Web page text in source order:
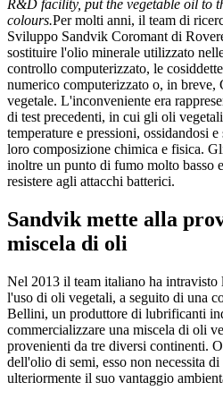
R&D facility, put the vegetable oil to
colours.Per molti anni, il team di
Sviluppo Sandvik Coromant di
sostituire l'olio minerale utilizzato
controllo computerizzato, le
numerico computerizzato o, in breve,
vegetale. L'inconveniente era
di test precedenti, in cui gli oli
temperature e pressioni, ossidandosi
loro composizione chimica e fisica.
inoltre un punto di fumo molto basso
resistere agli attacchi batterici.
Sandvik mette alla
miscela di oli
Nel 2013 il team italiano ha intravisto
l'uso di oli vegetali, a seguito di una
Bellini, un produttore di lubrificanti
commercializzare una miscela di oli
provenienti da tre diversi continenti.
dell'olio di semi, esso non necessita
ulteriormente il suo vantaggio